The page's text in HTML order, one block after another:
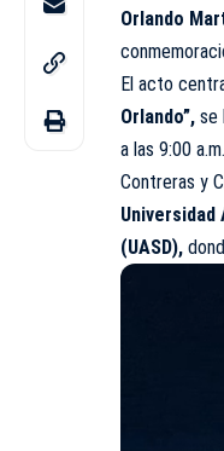
Orlando
El acto
Orlando”, se
a las 9:00
Contreras y
Universidad
(UASD),